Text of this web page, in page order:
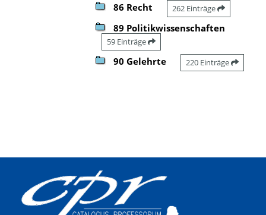
86 Recht 262 Einträge
89 Politikwissenschaften
59 Einträge
90 Gelehrte 220 Einträge